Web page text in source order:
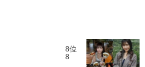
8位
8